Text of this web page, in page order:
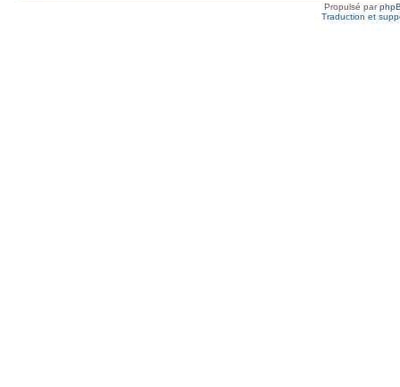
Propulsé par
Traduction et